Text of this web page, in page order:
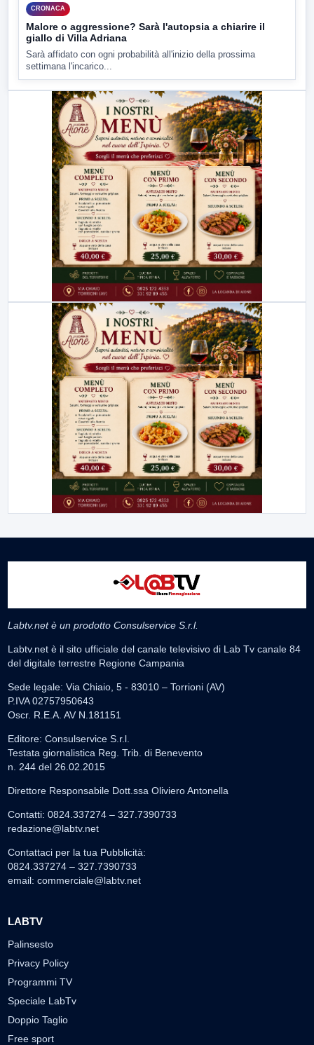
CRONACA
Malore o aggressione? Sarà l'autopsia a chiarire il
giallo di Villa Adriana
Sarà affidato con ogni probabilità all'inizio della prossima
settimana l'incarico...
Labtv.net è un prodotto Consulservice S.r.l.
Labtv.net è il sito ufficiale del canale televisivo di Lab Tv canale 84
del digitale terrestre Regione Campania
Sede legale: Via Chiaio, 5 - 83010 – Torrioni (AV)
P.IVA 02757950643
Oscr. R.E.A. AV N.181151
Editore: Consulservice S.r.l.
Testata giornalistica Reg. Trib. di Benevento
n. 244 del 26.02.2015
Direttore Responsabile Dott.ssa Oliviero Antonella
Contatti: 0824.337274 – 327.7390733
redazione@labtv.net
Contattaci per la tua Pubblicità:
0824.337274 – 327.7390733
email: commerciale@labtv.net
LABTV
Palinsesto
Privacy Policy
Programmi TV
Speciale LabTv
Doppio Taglio
Free sport